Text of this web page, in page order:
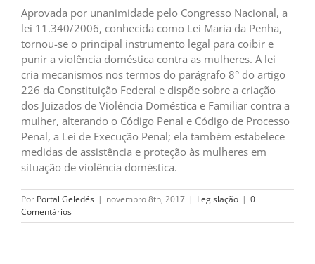
Aprovada por unanimidade pelo Congresso Nacional, a
lei 11.340/2006, conhecida como Lei Maria da Penha,
tornou-se o principal instrumento legal para coibir e
punir a violência doméstica contra as mulheres. A lei
cria mecanismos nos termos do parágrafo 8° do artigo
226 da Constituição Federal e dispõe sobre a criação
dos Juizados de Violência Doméstica e Familiar contra a
mulher, alterando o Código Penal e Código de Processo
Penal, a Lei de Execução Penal; ela também estabelece
medidas de assistência e proteção às mulheres em
situação de violência doméstica.
Por Portal Geledés | novembro 8th, 2017 | Legislação | 0
Comentários